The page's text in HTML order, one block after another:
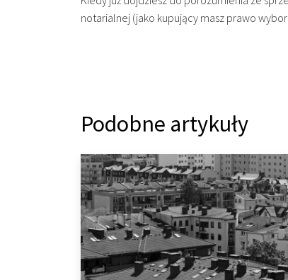
notarialnej (jako kupujący masz prawo
Podobne artykuły